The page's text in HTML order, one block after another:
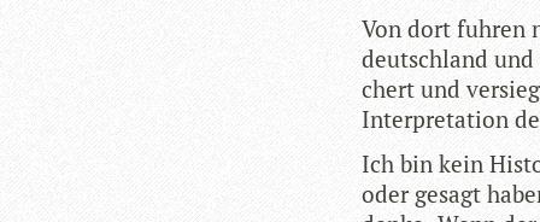
Von dort fuh­ren
deutsch­land
chert und
Inter­pre­ta­tion
Ich bin kein
oder gesagt